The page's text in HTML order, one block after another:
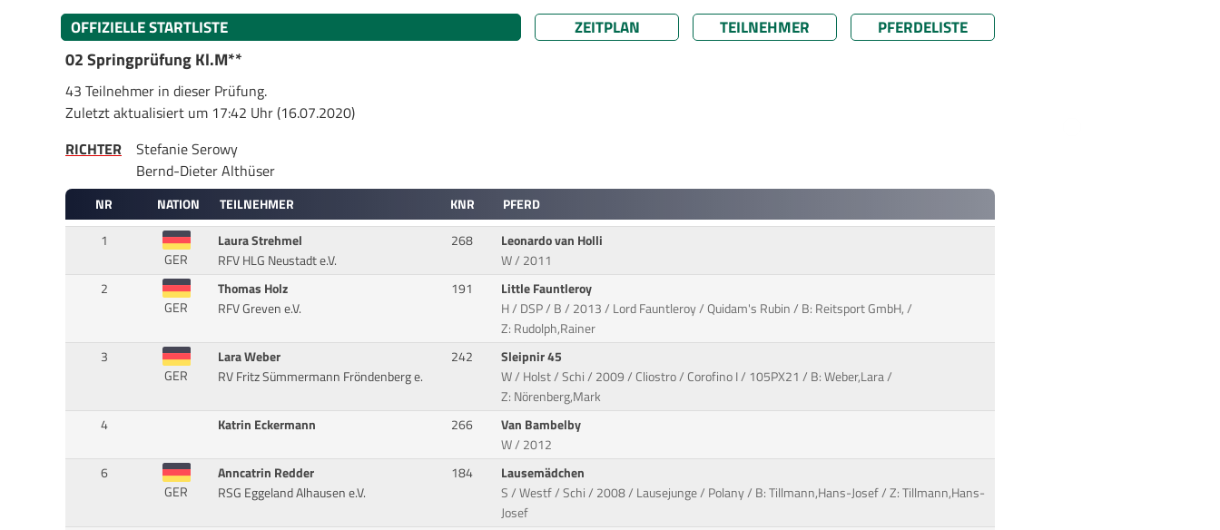
OFFIZIELLE STARTLISTE ZEITPLAN TEILNEHMER
PFERDELISTE
02 Springprüfung Kl.M**
43 Teilnehmer in dieser Prüfung.
Zuletzt aktualisiert um 17:42 Uhr (16.07.2020)
RICHTER
Stefanie Serowy
Bernd-Dieter Althüser
NR NATION TEILNEHMER KNR
PFERD
1
GER
Laura Strehmel
RFV HLG Neustadt e.V.
268
Leonardo van Holli
W / 2011
2
GER
Thomas Holz
RFV Greven e.V.
191
Little Fauntleroy
H / DSP / B / 2013 / Lord Fauntleroy / Quidam's Rubin / B: Reitsport GmbH, /
Z: Rudolph,Rainer
3
GER
Lara Weber
RV Fritz Sümmermann Fröndenberg e.
242
Sleipnir 45
W / Holst / Schi / 2009 / Cliostro / Corofino I / 105PX21 / B: Weber,Lara /
Z: Nörenberg,Mark
4
Katrin Eckermann 266
Van Bambelby
W / 2012
6
GER
Anncatrin Redder
RSG Eggeland Alhausen e.V.
184
Lausemädchen
S / Westf / Schi / 2008 / Lausejunge / Polany / B: Tillmann,Hans-Josef / Z: Tillmann,Hans-
Josef